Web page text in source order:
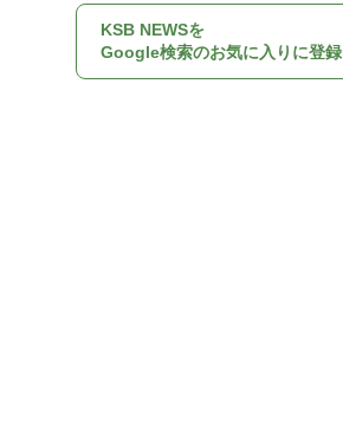
KSB NEWSを
Google検索のお気に入りに登録